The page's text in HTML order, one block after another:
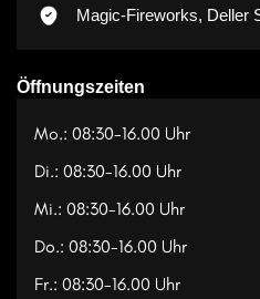
Magic-Fireworks, Deller
Öffnungszeiten
Mo.: 08:30-16.00 Uhr
Di.: 08:30-16.00 Uhr
Mi.: 08:30-16.00 Uhr
Do.: 08:30-16.00 Uhr
Fr.: 08:30-16.00 Uhr